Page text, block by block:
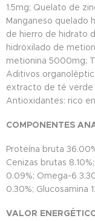
1.5mg; Quelato de
Manganeso quelado
de hierro de hidrato
hidroxilado de
metionina 5000mg;
Aditivos
extracto de té verde
Antioxidantes: rico
COMPONENTES
Proteína bruta
Cenizas brutas
0.09%; Omega-6
0.30%;
VALOR